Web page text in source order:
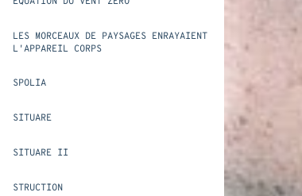
LES MORCEAUX DE PAYSAGES ENRAYAIENT
L'APPAREIL CORPS
SPOLIA
SITUARE
SITUARE II
STRUCTION